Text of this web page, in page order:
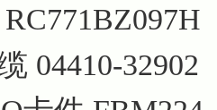
04410-32902